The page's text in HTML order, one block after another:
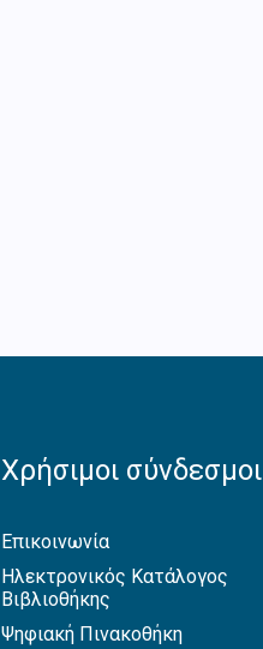
Χρήσιμοι σύνδεσμοι
Επικοινωνία
Ηλεκτρονικός Κατάλογος
Βιβλιοθήκης
Ψηφιακή Πινακοθήκη